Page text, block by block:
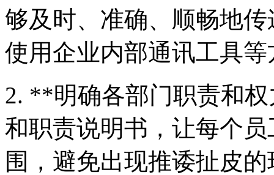
够及时、准确、顺畅地
使用企业内部通讯工具
2. **明确各部门职责和
和职责说明书，让每个
围，避免出现推诿扯皮